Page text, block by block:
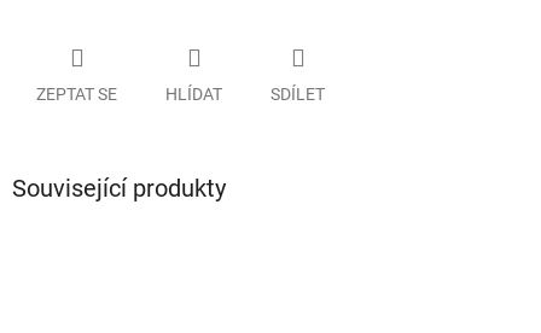
ZEPTAT SE HLÍDAT SDÍLET
Související produkty